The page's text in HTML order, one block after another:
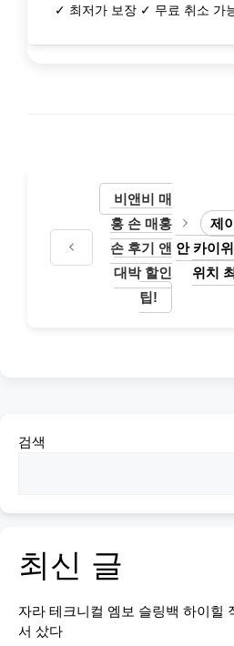
✓ 최저가 보장 ✓ 무료 취소 가
비앤비 매
홍 손 매홍
손 후기 앤
대박 할인
팁!
제
안 카이
위치
검색
최신 글
자라 테크니컬 엠보 슬링백 하이힐
서 샀다